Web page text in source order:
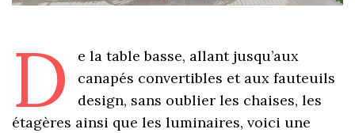
D
e la table basse, allant jusqu’aux
canapés convertibles et aux fauteuils
design, sans oublier les chaises, les
étagères ainsi que les luminaires, voici une